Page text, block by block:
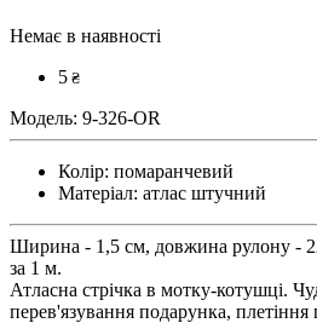
Немає в наявності
5 ₴
Модель: 9-326-OR
Колір: помаранчевий
Матеріал: атлас штучний
Ширина - 1,5 см, довжина рулону -
за 1 м.
Атласна стрічка в мотку-котушці.
перев'язування подарунка,